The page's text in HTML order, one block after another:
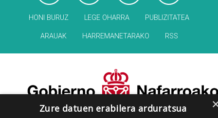
HONI BURUZ LEGE OHARRA PUBLIZITATEA
ARAUAK HARREMANETARAKO RSS
Zure datuen erabilera arduratsua